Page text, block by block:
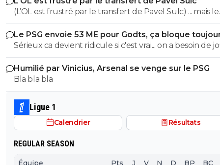
du plus fort tout simplement..
(L’OL est frustré par le transfert de Pavel Sulc) ... mais le
public aussi commence a être frustré ... la vente de ces
"excellents" joueurs dont fait partie Pavel Sulc ... pour
récupérer quoi ? qui? À un moment donné il faudra
arriver a construire dans le long terme... et avec ,
avec , une équipe régulière ça finira par payer, mais là pour
l'instant, ???
Le PSG envoie 53 ME pour Godts, ça bloque
Sérieux ca devient ridicule si c'est vrai... on a besoin de
pour la supercoupe ! sérieux a 5 ou 7M€ pres, go !!
Humilié par Vinicius, Arsenal se venge sur le PSG
Bla bla bla
Ligue 1
Calendrier Résultats
REGULAR SEASON
Équipe Pts J V N D BP BC